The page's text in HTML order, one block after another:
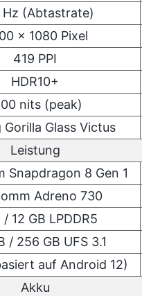
(Abtastrate)
x 1080 Pixel
419 PPI
HDR10+
nits (peak)
Gorilla Glass Victus
Leistung
Snapdragon 8 Gen 1
Adreno 730
/ 12 GB LPDDR5
/ 256 GB UFS 3.1
auf Android 12)
Akku